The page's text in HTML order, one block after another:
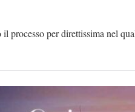
processo per direttissima nel